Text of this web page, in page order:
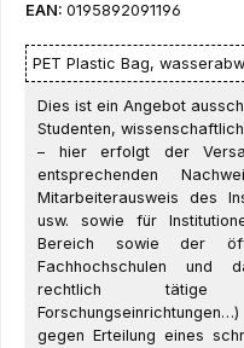
EAN: 0195892091196
PET Plastic Bag,
Dies ist ein Angebot
Studenten,
– hier erfolgt der
entsprechenden
Mitarbeiterausweis des
usw. sowie für
Bereich sowie der
Fachhochschulen und
rechtlich tätige
gegen Erteilung eines